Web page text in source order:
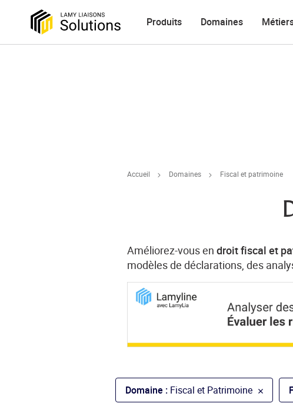
Produits Domaines
Accueil Domaines Fiscal et patrimoine
Améliorez-vous endroit fiscal et
modèles de déclarations, des
Domaine : Fiscal et Patrimoine